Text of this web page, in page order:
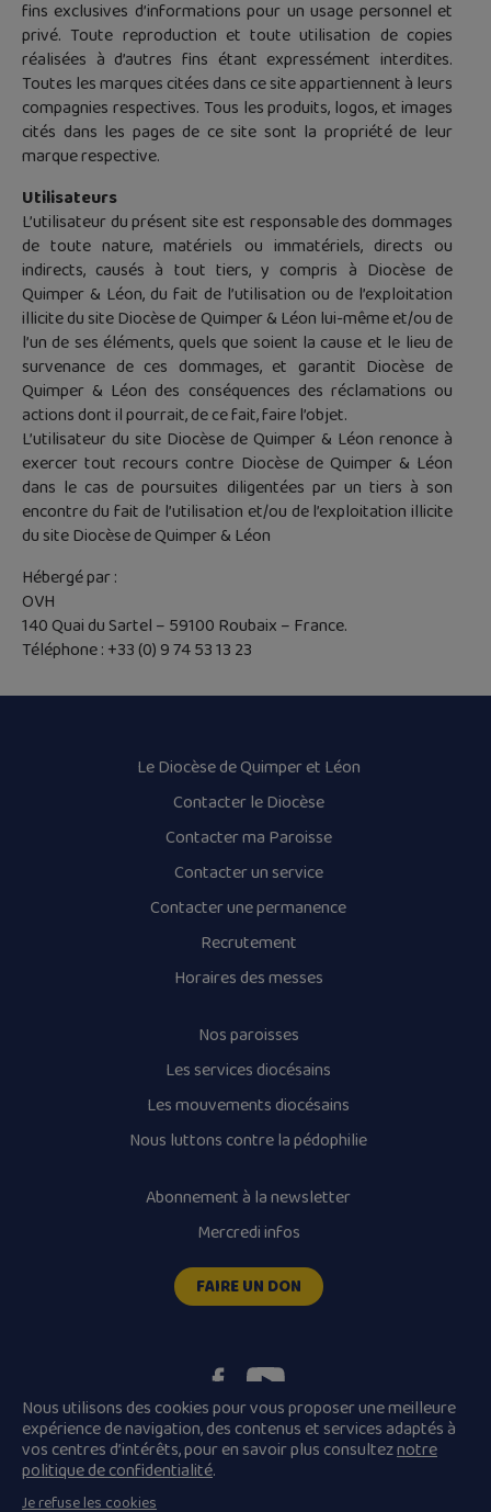
fins exclusives d’informations pour un usage personnel et
privé. Toute reproduction et toute utilisation de copies
réalisées à d’autres fins étant expressément interdites.
Toutes les marques citées dans ce site appartiennent à leurs
compagnies respectives. Tous les produits, logos, et images
cités dans les pages de ce site sont la propriété de leur
marque respective.
Utilisateurs
L’utilisateur du présent site est responsable des dommages
de toute nature, matériels ou immatériels, directs ou
indirects, causés à tout tiers, y compris à Diocèse de
Quimper & Léon, du fait de l’utilisation ou de l’exploitation
illicite du site Diocèse de Quimper & Léon lui-même et/ou de
l’un de ses éléments, quels que soient la cause et le lieu de
survenance de ces dommages, et garantit Diocèse de
Quimper & Léon des conséquences des réclamations ou
actions dont il pourrait, de ce fait, faire l’objet.
L’utilisateur du site Diocèse de Quimper & Léon renonce à
exercer tout recours contre Diocèse de Quimper & Léon
dans le cas de poursuites diligentées par un tiers à son
encontre du fait de l’utilisation et/ou de l’exploitation illicite
du site Diocèse de Quimper & Léon
Hébergé par :
OVH
140 Quai du Sartel – 59100 Roubaix – France.
Téléphone : +33 (0) 9 74 53 13 23
Le Diocèse de Quimper et Léon
Contacter le Diocèse
Contacter ma Paroisse
Contacter un service
Contacter une permanence
Recrutement
Horaires des messes
Nos paroisses
Les services diocésains
Les mouvements diocésains
Nous luttons contre la pédophilie
Abonnement à la newsletter
Mercredi infos
FAIRE UN DON
Plan du site
Mentions légales
Conditions Générales de Vente
Nous utilisons des cookies pour vous proposer une meilleure
expérience de navigation, des contenus et services adaptés à
vos centres d’intérêts, pour en savoir plus consulteznotre
politique de confidentialité.
Je refuse les cookies